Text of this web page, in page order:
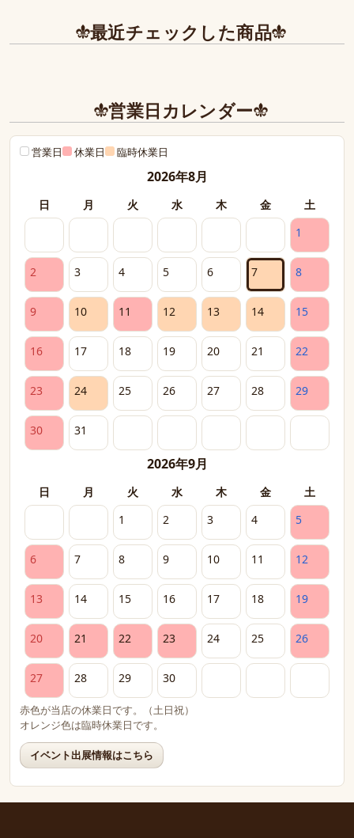
最近チェックした商品
営業日カレンダー
営業日 休業日 臨時休業日
2026年8月
日 月 火 水 木 金
土
1
2 3 4 5 6 7 8
9 10 11 12 13 14 15
16 17 18 19 20 21 22
23 24 25 26 27 28 29
30 31
2026年9月
日 月 火 水 木 金
土
1
2 3 4 5
6 7 8 9 10 11 12
13 14 15 16 17 18 19
20 21 22 23 24 25 26
27 28 29 30
赤色が当店の休業日です。（土日祝）
オレンジ色は臨時休業日です。
イベント出展情報はこちら